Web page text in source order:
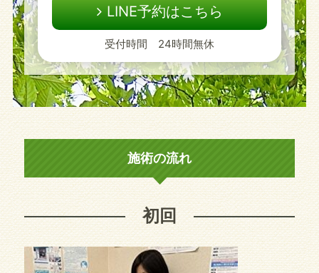
LINE予約はこちら
受付時間 24時間無休
施術の流れ
初回